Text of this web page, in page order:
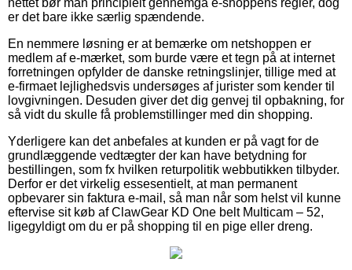
er det bare ikke særlig spændende.
En nemmere løsning er at bemærke om netshoppen er
medlem af e-mærket, som burde være et tegn på at internet
forretningen opfylder de danske retningslinjer, tillige med at
e-firmaet lejlighedsvis undersøges af jurister som kender til
lovgivningen. Desuden giver det dig genvej til opbakning, for
så vidt du skulle få problemstillinger med din shopping.
Yderligere kan det anbefales at kunden er på vagt for de
grundlæggende vedtægter der kan have betydning for
bestillingen, som fx hvilken returpolitik webbutikken tilbyder.
Derfor er det virkelig essesentielt, at man permanent
opbevarer sin faktura e-mail, så man når som helst vil kunne
eftervise sit køb af ClawGear KD One belt Multicam – 52,
ligegyldigt om du er på shopping til en pige eller dreng.